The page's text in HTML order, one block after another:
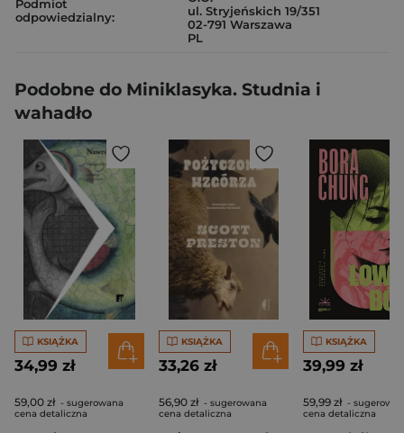
Podmiot
odpowiedzialny:
ul. Stryjeńskich 19/351
02-791 Warszawa
PL
Podobne do Miniklasyka. Studnia i
wahadło
KSIĄŻKA
34,99 zł
59,00 zł - sugerowana
cena detaliczna
KSIĄŻKA
33,26 zł
56,90 zł - sugerowana
cena detaliczna
KSIĄŻKA
39,99 zł
59,99 zł -
cena detaliczna